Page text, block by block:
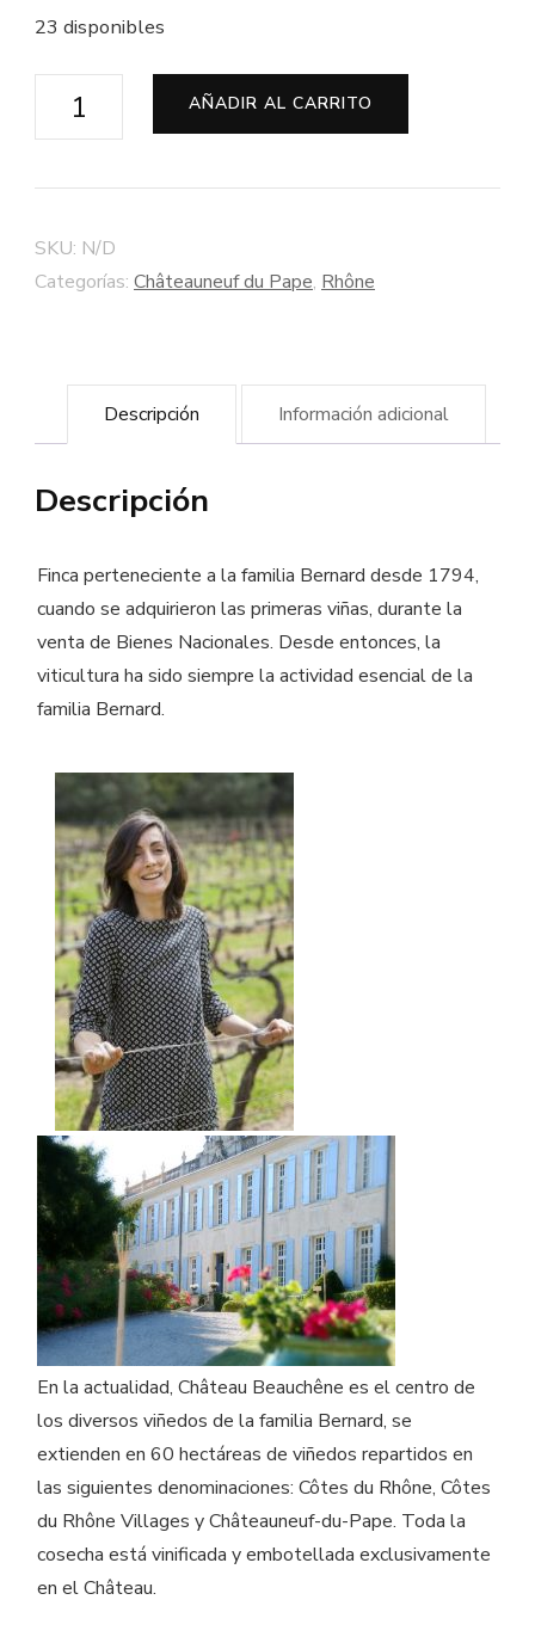
23 disponibles
Châteauneuf-
"Grande
Réserve"
Château
Beauchêne
AÑADIR AL CARRITO
SKU: N/D
Categorías: Châteauneuf du Pape, Rhône
Descripción Información adicional
Descripción
Finca perteneciente a la familia Bernard desde 1794,
cuando se adquirieron las primeras viñas, durante la
venta de Bienes Nacionales. Desde entonces, la
viticultura ha sido siempre la actividad esencial de la
familia Bernard.
En la actualidad, Château Beauchêne es el centro de
los diversos viñedos de la familia Bernard, se
extienden en 60 hectáreas de viñedos repartidos en
las siguientes denominaciones: Côtes du Rhône, Côtes
du Rhône Villages y Châteauneuf-du-Pape. Toda la
cosecha está vinificada y embotellada exclusivamente
en el Château.